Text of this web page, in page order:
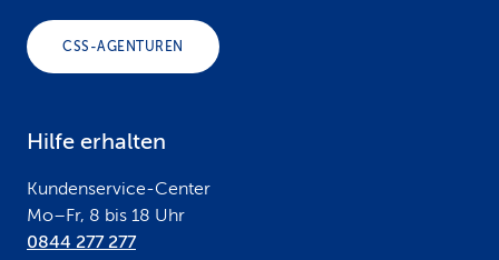
CSS-AGENTUREN
Hilfe erhalten
Kundenservice-Center
Mo–Fr, 8 bis 18 Uhr
0844 277 277